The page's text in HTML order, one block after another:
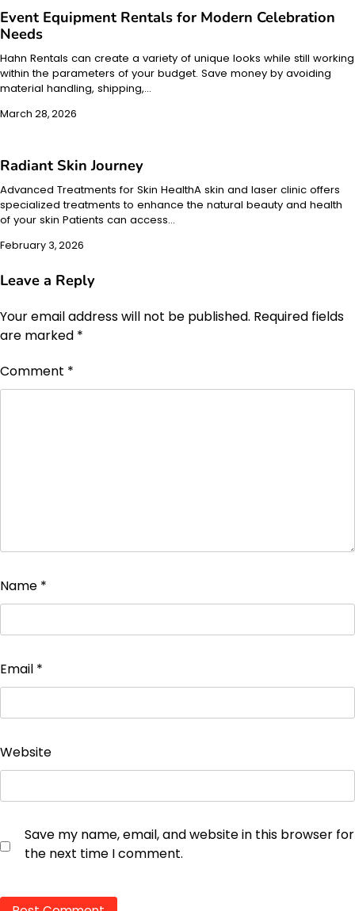
Event Equipment Rentals for Modern Celebration
Needs
Hahn Rentals can create a variety of unique looks while still working
within the parameters of your budget. Save money by avoiding
material handling, shipping,…
March 28, 2026
Radiant Skin Journey
Advanced Treatments for Skin HealthA skin and laser clinic offers
specialized treatments to enhance the natural beauty and health
of your skin Patients can access…
February 3, 2026
Leave a Reply
Your email address will not be published. Required fields
are marked *
Comment *
Name *
Email *
Website
Save my name, email, and website in this browser for
the next time I comment.